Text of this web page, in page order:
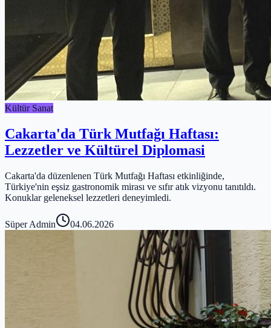
Kültür Sanat
Cakarta'da Türk Mutfağı Haftası:
Lezzetler ve Kültürel Diplomasi
Cakarta'da düzenlenen Türk Mutfağı Haftası etkinliğinde,
Türkiye'nin eşsiz gastronomik mirası ve sıfır atık vizyonu tanıtıldı.
Konuklar geleneksel lezzetleri deneyimledi.
Süper Admin 04.06.2026